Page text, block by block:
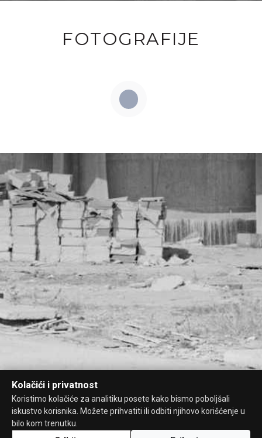
FOTOGRAFIJE
Kolačići i privatnost
Koristimo kolačiće za analitiku posete kako bismo poboljšali
iskustvo korisnika. Možete prihvatiti ili odbiti njihovo korišćenje u
bilo kom trenutku.